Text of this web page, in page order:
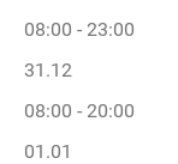
08:00 - 23:00
31.12
08:00 - 20:00
01.01